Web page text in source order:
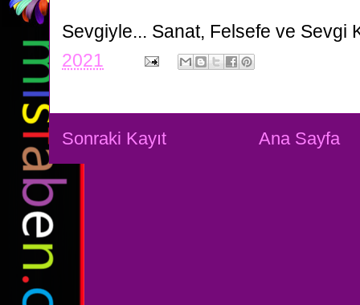
Sevgiyle... Sanat, Felsefe ve Sevgi
2021
Sonraki Kayıt Ana Sayfa